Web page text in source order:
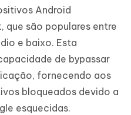
Android
que são populares entre
e baixo. Esta
de bypassar
fornecendo aos
bloqueados devido a
esquecidas.